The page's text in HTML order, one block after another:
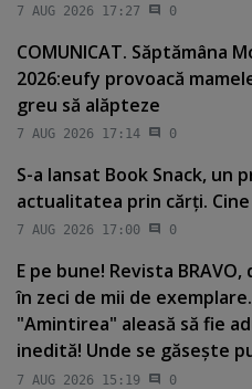
7 AUG 2026 17:27 0
COMUNICAT. Săptămâna
2026:eufy provoacă
greu să alăpteze
7 AUG 2026 17:14 0
S-a lansat Book Snack, un
actualitatea prin cărţi.
7 AUG 2026 17:00 0
E pe bune! Revista
în zeci de mii de
"Amintirea" aleasă să fie
inedită! Unde se găseşte
7 AUG 2026 15:19 0